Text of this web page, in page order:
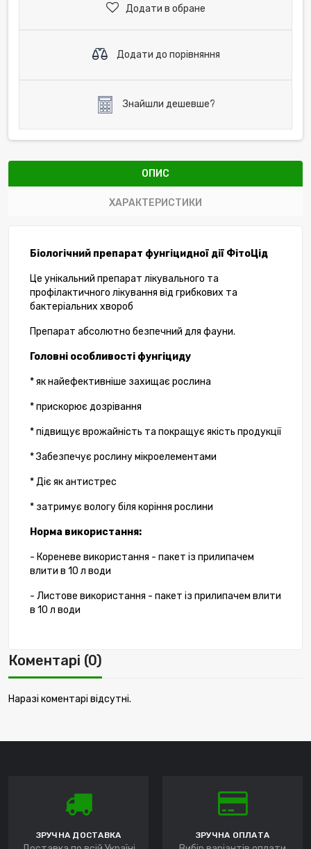
Додати в обране
Додати до порівняння
Знайшли дешевше?
ОПИС
ХАРАКТЕРИСТИКИ
Біологічний препарат фунгіцидної дії ФітоЦід
Це унікальний препарат лікувального та
профілактичного лікування від грибкових та
бактеріальних хвороб
Препарат абсолютно безпечний для фауни.
Головні особливості фунгіциду
* як найефективніше захищає рослина
* прискорює дозрівання
* підвищує врожайність та покращує якість продукції
* Забезпечує рослину мікроелементами
* Діє як антистрес
* затримує вологу біля коріння рослини
Норма використання:
- Кореневе використання - пакет із прилипачем
влити в 10 л води
- Листове використання - пакет із прилипачем влити
в 10 л води
Коментарі (0)
Наразі коментарі відсутні.
ЗРУЧНА ДОСТАВКА ЗРУЧНА ОПЛАТА